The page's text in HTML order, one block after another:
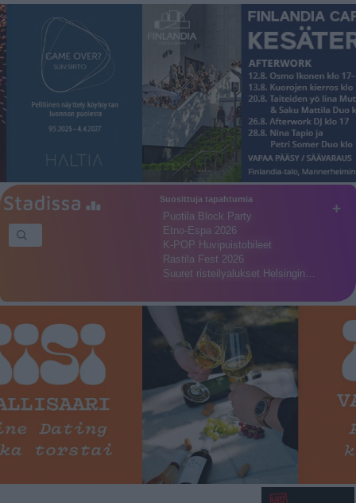
+
Suosittuja tapahtumia
Puotila Block Party
Etno-Espa 2026
K-POP Huvipuistobileet
Rastila Fest 2026
Suuret risteilyalukset Helsingin…